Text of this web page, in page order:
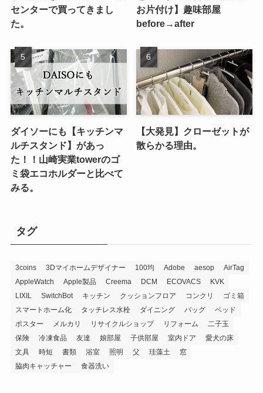
センターで買ってきまし
た。
お片付け】趣味部屋
before→after
ダイソーにも【キッチンマ
ルチスタンド】があっ
た！！山崎実業towerのゴ
ミ袋エコホルダーと比べて
みる。
【大発見】クローゼットが
散らかる理由。
タグ
3coins 3Dマイホームデザイナー 100均 Adobe aesop
AirTag
AppleWatch
Apple製品 Creema DCM ECOVACS
KVK
LIXIL
SwitchBot キッチン クッションフロア コンクリ
ゴミ箱
スマートホーム化
タッチレス水栓 ダイニング バッグ
ベッド
ポスター
メルカリ リサイクルショップ リフォーム
二子玉
保険
冷凍食品 友達 娘部屋 子供部屋 室内ドア
愛犬の床
文具
時短 書類 浴室 照明 父 珪藻土
窓
脇肉キャッチャー
食器洗い